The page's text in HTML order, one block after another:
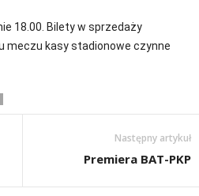
18.00. Bilety w sprzedaży
meczu kasy stadionowe czynne
Następny artykuł
Premiera BAT-PKP